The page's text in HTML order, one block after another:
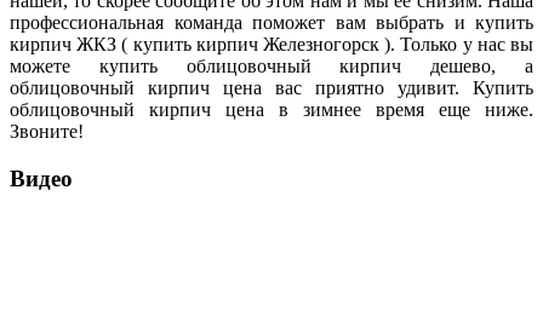
профессиональная команда поможет вам выбрать и купить
кирпич ЖКЗ ( купить кирпич Железногорск ). Только у нас вы
можете купить облицовочный кирпич дешево, а
облицовочный кирпич цена вас приятно удивит. Купить
облицовочный кирпич цена в зимнее время еще ниже.
Звоните!
Видео